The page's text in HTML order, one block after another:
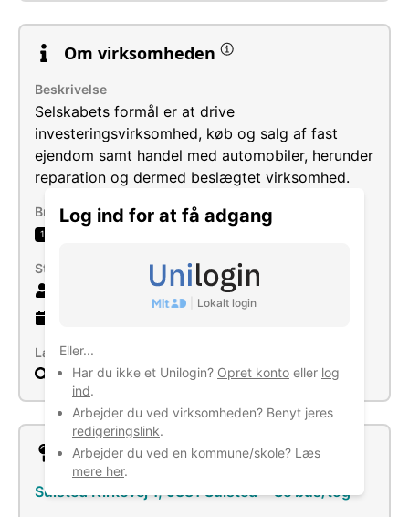
Log ind for at få adgang
Lokalt login
Eller...
Har du ikke et Unilogin? Opret konto eller log
ind.
Arbejder du ved virksomheden? Benyt jeres
redigeringslink.
Arbejder du ved en kommune/skole? Læs
mere her.
Om virksomheden
Beskrivelse
Selskabets formål er at drive
investeringsvirksomhed, køb og salg af fast
ejendom samt handel med automobiler, herunder
reparation og dermed beslægtet virksomhed.
Brancher
1
Størrelse
Læs mere
Søg
Lokation
Sulsted Kirkevej 1, 9381 Sulsted – Se bus/tog